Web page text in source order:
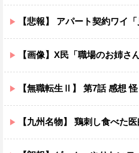
【悲報】 アパート契約ワイ「見積もりの鍵交換費20万っ
【画像】X民「職場のお姉さんが口からネットミーム
【無職転生Ⅱ】 第7話 感想 怪しい宗教は敵に
【九州名物】 鶏刺し食べた医師、